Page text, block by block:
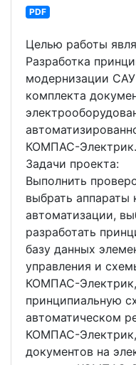
PDF
Целью работы
Разработка
модернизации САУ
комплекта
КОМПАС-Электрик.
Задачи проекта:
Выполнить
выбрать
автоматизации,
разработать
базу данных
управления и
КОМПАС-
принципиальную
автоматическом
КОМПАС-Электрик,
документов на